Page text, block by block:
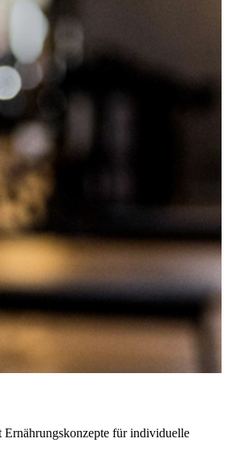
Ernährungskonzepte für individuelle